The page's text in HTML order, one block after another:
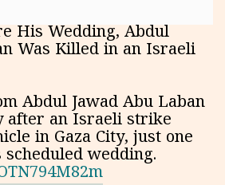
His Wedding, Abdul
Was Killed in an Israeli
Abdul Jawad Abu Laban
after an Israeli strike
in Gaza City, just one
wedding.